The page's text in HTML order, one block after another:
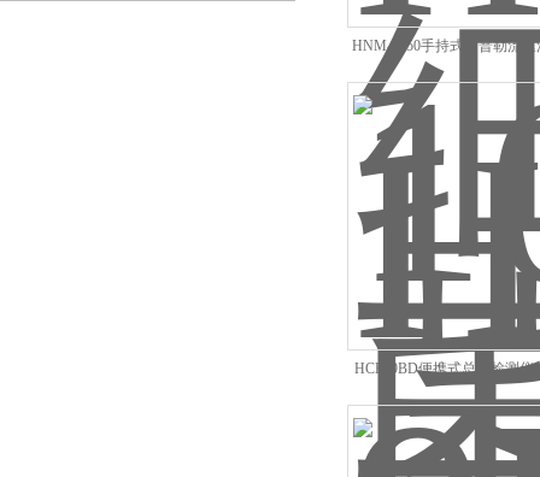
HNM-1050手持式多普勒流
流速监测仪
HCK-9BD便携式总氯检测仪